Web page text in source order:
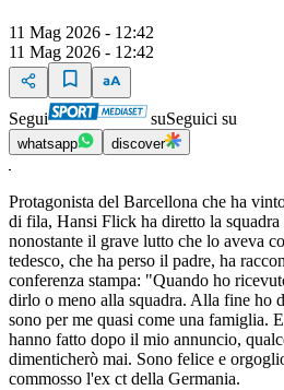
11 Mag 2026 - 12:42
11 Mag 2026 - 12:42
Segui suSeguici su
whatsapp discover
Protagonista del Barcellona che ha
di fila, Hansi Flick ha diretto la
nonostante il grave lutto che lo aveva
tedesco, che ha perso il padre, ha
conferenza stampa: "Quando ho
dirlo o meno alla squadra. Alla fine ho
sono per me quasi come una famiglia.
hanno fatto dopo il mio annuncio,
dimenticherò mai. Sono felice e
commosso l'ex ct della Germania.